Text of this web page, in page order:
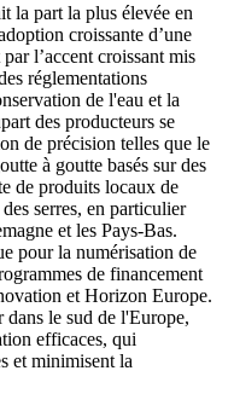
la part la plus élevée en
croissante d’une
l’accent croissant mis
réglementations
de l'eau et la
des producteurs se
de précision telles que le
à goutte basés sur des
de produits locaux de
serres, en particulier
et les Pays-Bas.
pour la numérisation de
de financement
et Horizon Europe.
le sud de l'Europe,
efficaces, qui
et minimisent la